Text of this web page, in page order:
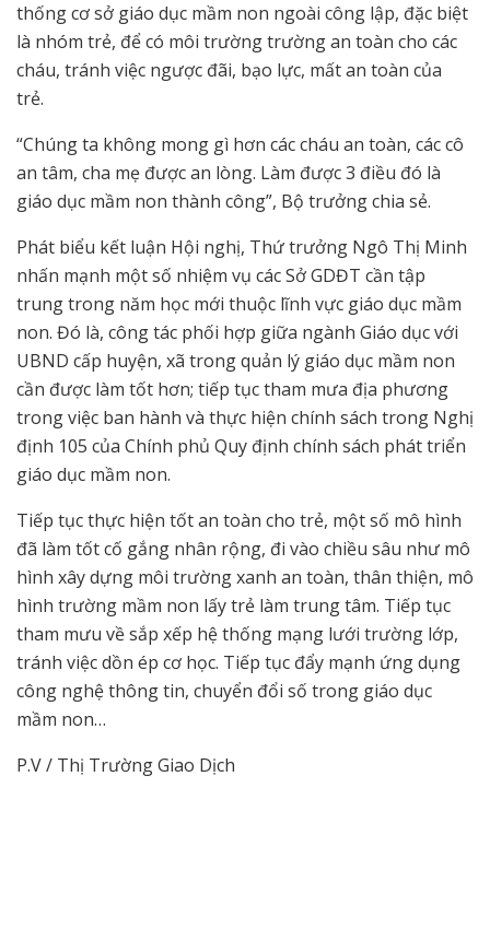
thống cơ sở giáo dục mầm non ngoài công lập, đặc biệt
là nhóm trẻ, để có môi trường trường an toàn cho các
cháu, tránh việc ngược đãi, bạo lực, mất an toàn của
trẻ.
“Chúng ta không mong gì hơn các cháu an toàn, các cô
an tâm, cha mẹ được an lòng. Làm được 3 điều đó là
giáo dục mầm non thành công”, Bộ trưởng chia sẻ.
Phát biểu kết luận Hội nghị, Thứ trưởng Ngô Thị Minh
nhấn mạnh một số nhiệm vụ các Sở GDĐT cần tập
trung trong năm học mới thuộc lĩnh vực giáo dục mầm
non. Đó là, công tác phối hợp giữa ngành Giáo dục với
UBND cấp huyện, xã trong quản lý giáo dục mầm non
cần được làm tốt hơn; tiếp tục tham mưa địa phương
trong việc ban hành và thực hiện chính sách trong Nghị
định 105 của Chính phủ Quy định chính sách phát triển
giáo dục mầm non.
Tiếp tục thực hiện tốt an toàn cho trẻ, một số mô hình
đã làm tốt cố gắng nhân rộng, đi vào chiều sâu như mô
hình xây dựng môi trường xanh an toàn, thân thiện, mô
hình trường mầm non lấy trẻ làm trung tâm. Tiếp tục
tham mưu về sắp xếp hệ thống mạng lưới trường lớp,
tránh việc dồn ép cơ học. Tiếp tục đẩy mạnh ứng dụng
công nghệ thông tin, chuyển đổi số trong giáo dục
mầm non…
P.V / Thị Trường Giao Dịch